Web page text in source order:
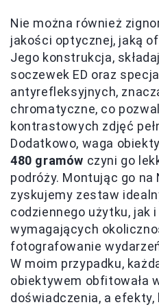
Nie można również
jakości optycznej, jaką
Jego konstrukcja,
soczewek ED oraz
antyrefleksyjnych,
chromatyczne, co
kontrastowych zdjęć
Dodatkowo, waga
480 gramów czyni go
podróży. Montując go na
zyskujemy zestaw
codziennego użytku, jak
wymagających
fotografowanie
W moim przypadku,
obiektywem obfitowała
doświadczenia, a efekty,